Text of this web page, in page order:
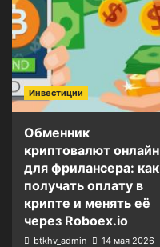
Инвестиции
Обменник
криптовалют онлайн
для фрилансера: как
получать оплату в
крипте и менять её
через Roboex.io
btkhv_admin 14 мая 2026